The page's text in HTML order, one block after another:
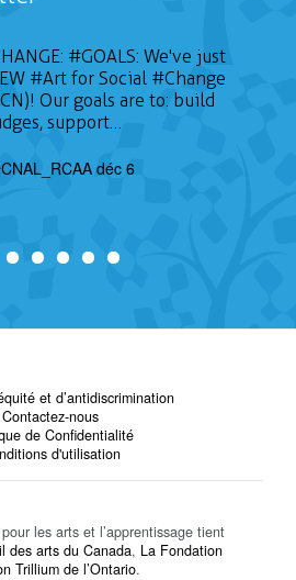
: #GOALS: We've just
#Art for Social #Change
Our goals are to: build
support…
déc 6
et d’antidiscrimination
Contactez-nous
de Confidentialité
d'utilisation
les arts et l’apprentissage tient
des arts du Canada, La Fondation
Trillium de l’Ontario.